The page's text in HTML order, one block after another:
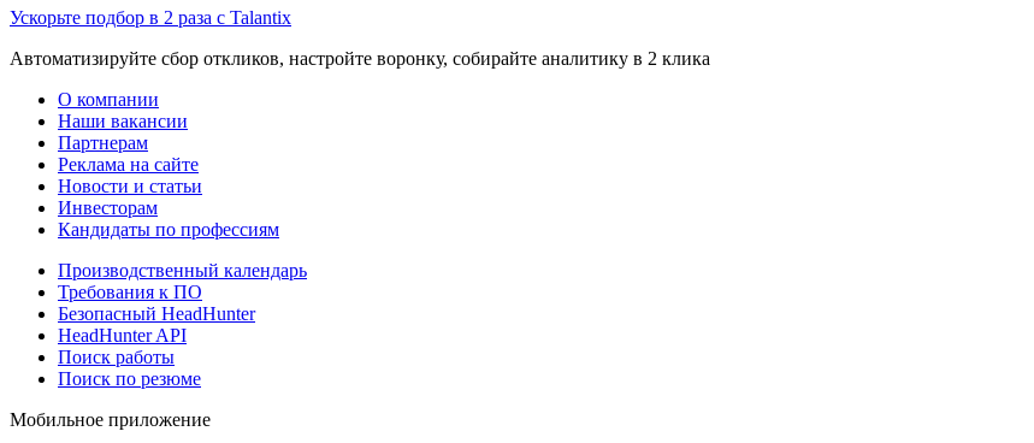
Ускорьте подбор в 2 раза с Talantix
Автоматизируйте сбор откликов, настройте воронку, собирайте аналитику в 2 клика
О компании
Наши вакансии
Партнерам
Реклама на сайте
Новости и статьи
Инвесторам
Кандидаты по профессиям
Производственный календарь
Требования к ПО
Безопасный HeadHunter
HeadHunter API
Поиск работы
Поиск по резюме
Мобильное приложение